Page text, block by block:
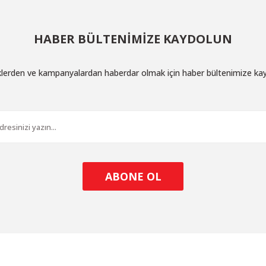
HABER BÜLTENİMİZE KAYDOLUN
ve kampanyalardan haberdar olmak için haber bültenimize
ABONE OL